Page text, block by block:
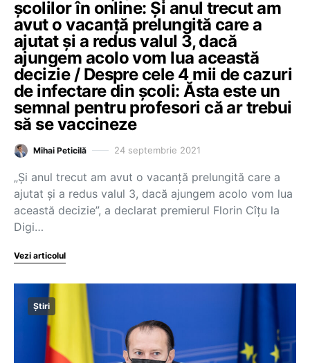
școlilor în online: Și anul trecut am
avut o vacanță prelungită care a
ajutat și a redus valul 3, dacă
ajungem acolo vom lua această
decizie / Despre cele 4 mii de cazuri
de infectare din școli: Ăsta este un
semnal pentru profesori că ar trebui
să se vaccineze
Mihai Peticilă 24 septembrie 2021
„Și anul trecut am avut o vacanță prelungită care a
ajutat și a redus valul 3, dacă ajungem acolo vom lua
această decizie”, a declarat premierul Florin Cîțu la
Digi…
Vezi articolul
Știri